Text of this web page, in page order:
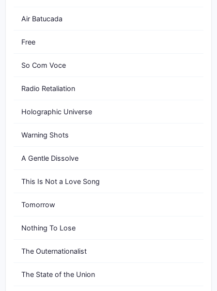
Air Batucada
Free
So Com Voce
Radio Retaliation
Holographic Universe
Warning Shots
A Gentle Dissolve
This Is Not a Love Song
Tomorrow
Nothing To Lose
The Outernationalist
The State of the Union